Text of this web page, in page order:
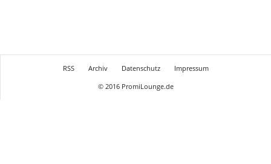
RSS Archiv Datenschutz
Impressum
© 2016 PromiLounge.de